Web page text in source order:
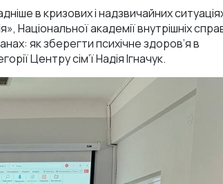
в кризових і надзвичайних
Національної академії внутрішніх
як зберегти психічне здоров’я в
Центру сім’ї Надія Ігначук.